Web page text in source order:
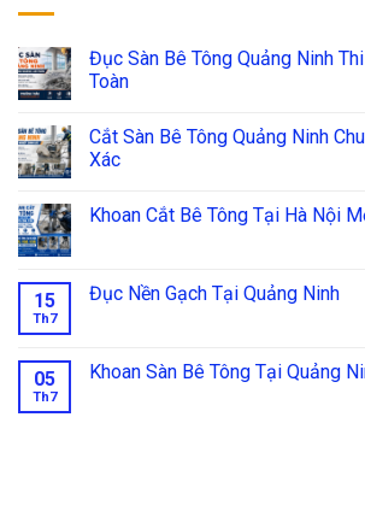
Đục Sàn Bê Tông Quảng Ninh
Toàn
Cắt Sàn Bê Tông Quảng Ninh
Xác
Khoan Cắt Bê Tông Tại Hà Nội
15
Th7
Đục Nền Gạch Tại Quảng Ninh
05
Th7
Khoan Sàn Bê Tông Tại Quảng